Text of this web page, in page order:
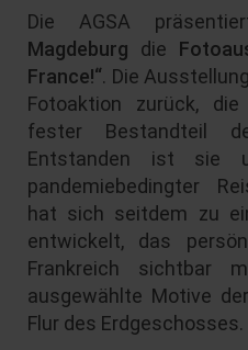
Die AGSA
Magdeburg die
France!“. Die
Fotoaktion zurück,
fester Bestandteil
Entstanden ist sie
pandemiebedingter
hat sich seitdem zu
entwickelt, das
Frankreich sichtbar
ausgewählte Motive
Flur des Erdgeschosses.